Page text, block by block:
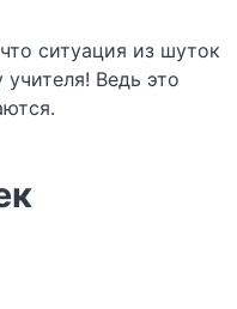
ситуация из шуток
Ведь это